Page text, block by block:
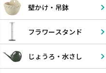
壁かけ・ 吊鉢
フラワースタンド
じょうろ・ 水さし